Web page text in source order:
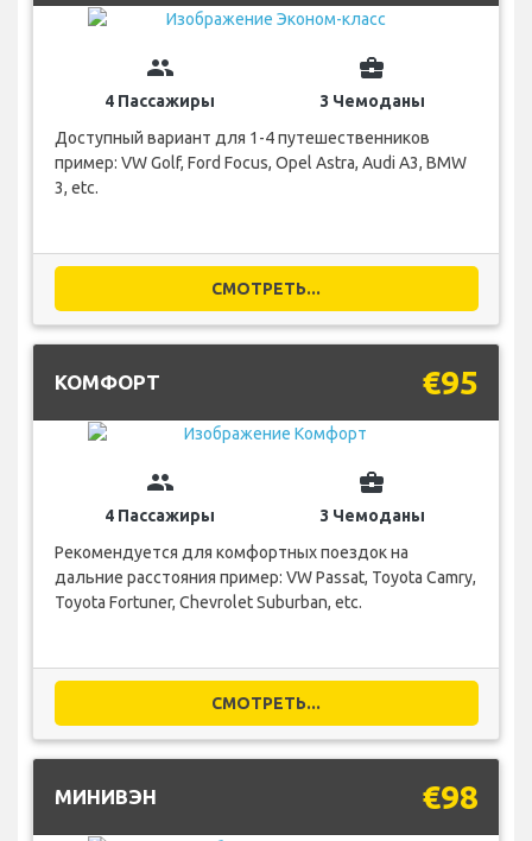
group
4 Пассажиры
business_center
3 Чемоданы
Доступный вариант для 1-4 путешественников
пример: VW Golf, Ford Focus, Opel Astra, Audi A3, BMW
3, etc.
СМОТРЕТЬ...
КОМФОРТ €95
group
4 Пассажиры
business_center
3 Чемоданы
Рекомендуется для комфортных поездок на
дальние расстояния пример: VW Passat, Toyota Camry,
Toyota Fortuner, Chevrolet Suburban, etc.
СМОТРЕТЬ...
МИНИВЭН €98